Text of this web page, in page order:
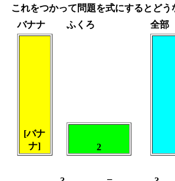
これをつかって問題を式にするとどう
バナナ
ふくろ
[バナ
ナ]
2
全部